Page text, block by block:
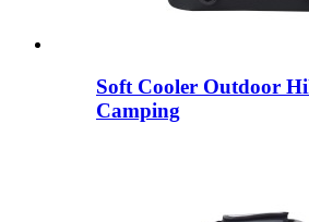
Soft Cooler Outdoor
Camping